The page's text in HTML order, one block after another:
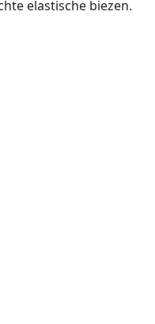
elastische biezen.